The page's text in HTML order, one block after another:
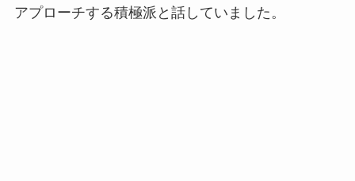
アプローチする積極派と話していました。